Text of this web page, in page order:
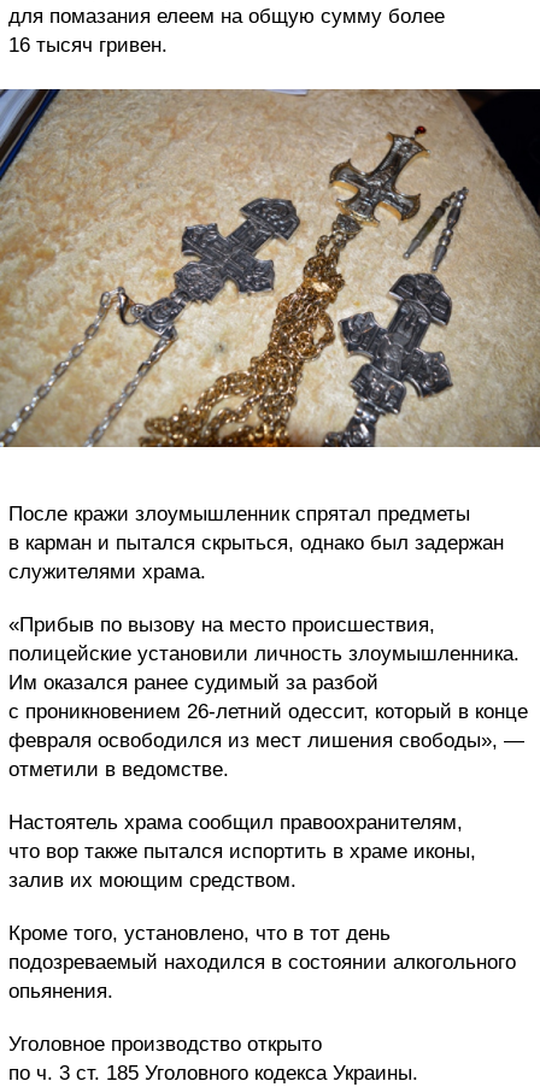
для помазания елеем на общую сумму более
16 тысяч гривен.
После кражи злоумышленник спрятал предметы
в карман и пытался скрыться, однако был задержан
служителями храма.
«Прибыв по вызову на место происшествия,
полицейские установили личность злоумышленника.
Им оказался ранее судимый за разбой
с проникновением 26-летний одессит, который в конце
февраля освободился из мест лишения свободы», —
отметили в ведомстве.
Настоятель храма сообщил правоохранителям,
что вор также пытался испортить в храме иконы,
залив их моющим средством.
Кроме того, установлено, что в тот день
подозреваемый находился в состоянии алкогольного
опьянения.
Уголовное производство открыто
по ч. 3 ст. 185 Уголовного кодекса Украины.